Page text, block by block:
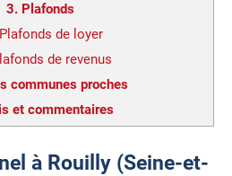
3. Plafonds
Plafonds de loyer
de revenus
communes proches
et commentaires
à Rouilly (Seine-et-